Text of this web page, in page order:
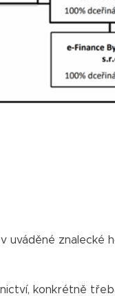
znalecké
konkrétně